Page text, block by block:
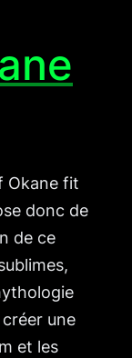
Okane fit
donc de
de ce
une
et les